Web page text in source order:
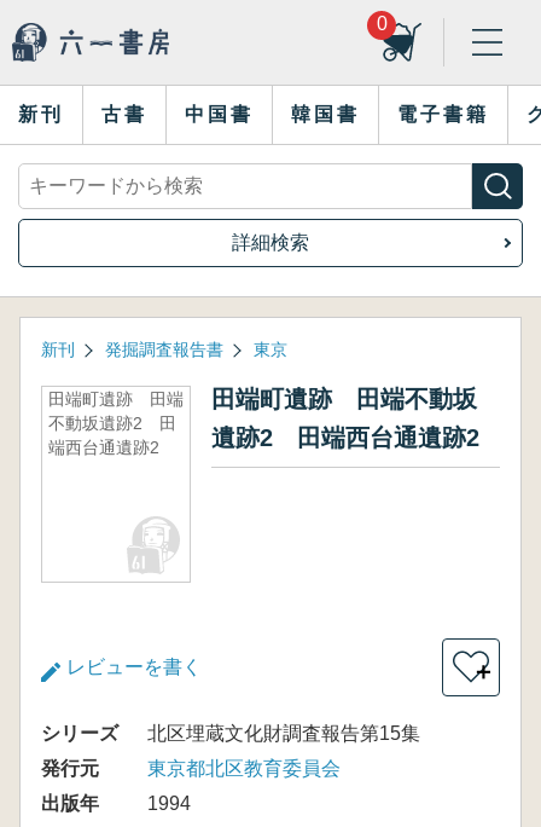
0
新刊 古書 中国書 韓国書 電子書籍
詳細検索
新刊 発掘調査報告書 東京
田端町遺跡 田端
不動坂遺跡2 田
端西台通遺跡2
田端町遺跡 田端不動坂
遺跡2 田端西台通遺跡2
レビューを書く ＋
シリーズ
北区埋蔵文化財調査報告第15集
発行元
東京都北区教育委員会
出版年
1994